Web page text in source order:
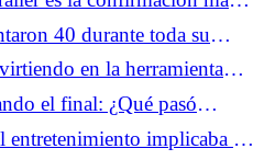
X-Men hasta el momento
40 durante toda su
en la herramienta
del entretenimiento
el final: ¿Qué pasó
entretenimiento implicaba un